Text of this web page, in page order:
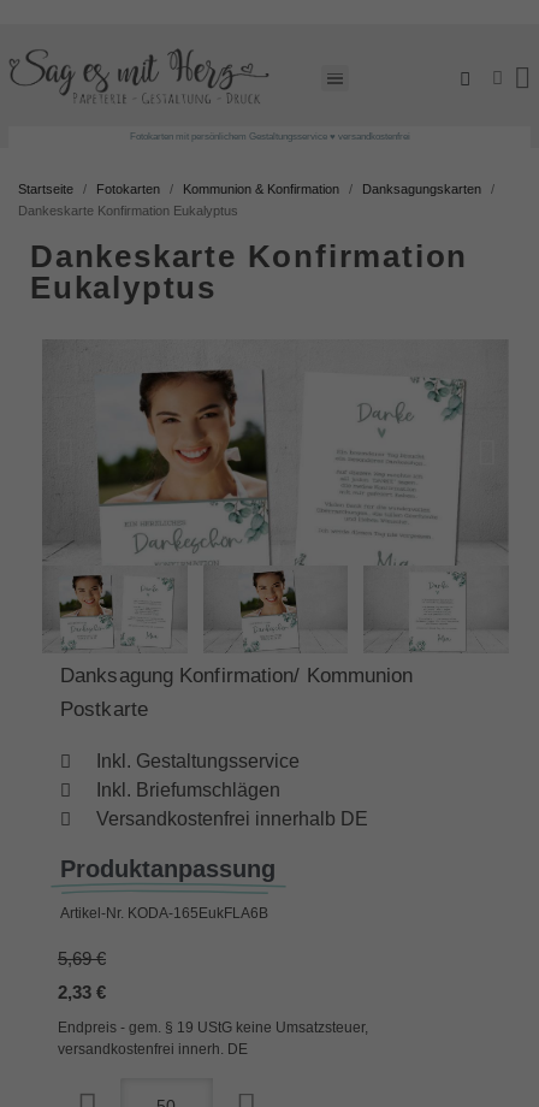
Fotokarten mit persönlichem Gestaltungsservice ♥ versandkostenfrei
Startseite Fotokarten Kommunion & Konfirmation
Danksagungskarten
Dankeskarte Konfirmation Eukalyptus
Dankeskarte Konfirmation
Eukalyptus
Danksagung Konfirmation/ Kommunion
Postkarte
Inkl. Gestaltungsservice
Inkl. Briefumschlägen
Versandkostenfrei innerhalb DE
Produktanpassung
Artikel-Nr. KODA-165EukFLA6B
5,69 €
2,33 €
Endpreis - gem. § 19 UStG keine Umsatzsteuer,
versandkostenfrei innerh. DE